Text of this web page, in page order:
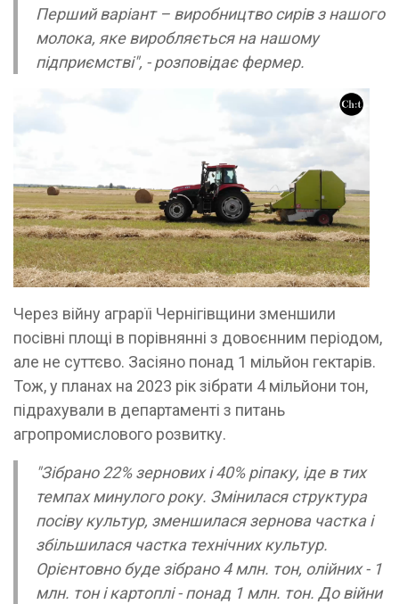
Перший варіант – виробництво сирів з нашого
молока, яке виробляється на нашому
підприємстві", - розповідає фермер.
Через війну аграрїі Чернігівщини зменшили
посівні площі в порівнянні з довоєнним періодом,
але не суттєво. Засіяно понад 1 мільйон гектарів.
Тож, у планах на 2023 рік зібрати 4 мільйони тон,
підрахували в департаменті з питань
агропромислового розвитку.
"Зібрано 22% зернових і 40% ріпаку, іде в тих
темпах минулого року. Змінилася структура
посіву культур, зменшилася зернова частка і
збільшилася частка технічних культур.
Орієнтовно буде зібрано 4 млн. тон, олійних - 1
млн. тон і картоплі - понад 1 млн. тон. До війни